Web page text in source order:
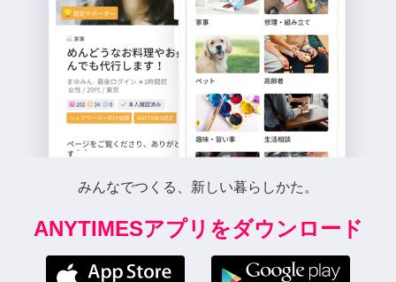
みんなでつくる、新しい暮らしかた。
ANYTIMESアプリをダウンロード